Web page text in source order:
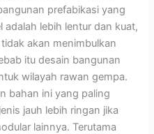
prefabikasi yang
lebih lentur dan kuat,
akan menimbulkan
itu desain bangunan
wilayah rawan gempa.
bahan ini yang paling
jauh lebih ringan jika
lainnya. Terutama